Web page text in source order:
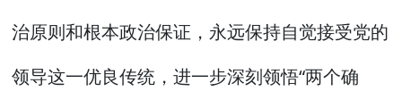
治原则和根本政治保证，永远保持自觉接受党的
领导这一优良传统，进一步深刻领悟“两个确